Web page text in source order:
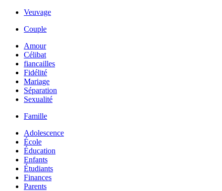
Veuvage
Couple
Amour
Célibat
fiancailles
Fidélité
Mariage
Séparation
Sexualité
Famille
Adolescence
École
Éducation
Enfants
Étudiants
Finances
Parents